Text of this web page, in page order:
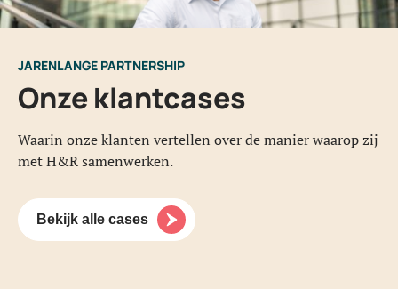
JARENLANGE PARTNERSHIP
Onze klantcases
Waarin onze klanten vertellen over de manier waarop zij
met H&R samenwerken.
Bekijk alle cases